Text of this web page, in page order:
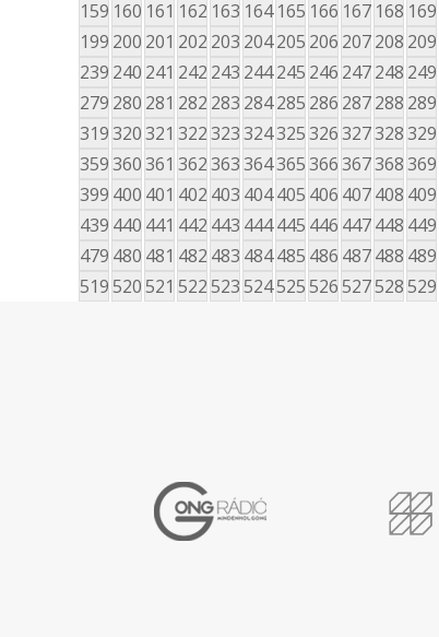
159 160 161 162 163 164 165 166 167 168 169
199 200 201 202 203 204205 206 207208 209
239 240 241 242 243 244245 246 247248 249
279 280 281 282 283 284285 286 287288 289
319320321 322323324325326327328329
359360361 362363364365366367368369
399 400 401 402 403 404405 406 407408 409
439 440 441 442 443 444445 446 447448 449
479 480 481 482 483 484485 486 487488 489
519520521 522523524525526527528529